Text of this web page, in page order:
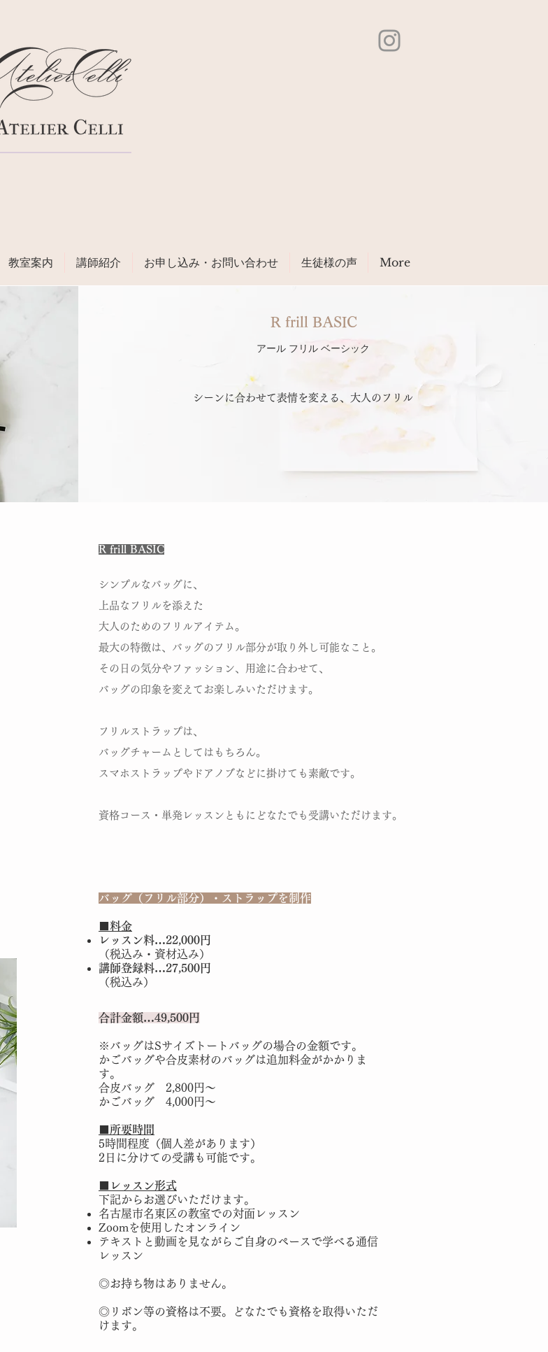
教室案内 講師紹介 お申し込み・お問い合わせ 生徒様の声 More
R frill BASIC
​アール フリル ベーシック
シーンに合わせて表情を変える、大人のフリル
R frill BASIC
シンプルなバッグに、
上品なフリルを添えた
大人のためのフリルアイテム。
最大の特徴は、バッグのフリル部分が取り外し可能なこと。
その日の気分やファッション、用途に合わせて、
バッグの印象を変えてお楽しみいただけます。
フリルストラップは、
バッグチャームとしてはもちろん。
スマホストラップやドアノブなどに掛けても素敵です。
​資格コース・単発レッスンともにどなたでも受講いただけます。
バッグ（フリル部分）・ストラップを制作
​​■料金
レッスン料…22,000円
（税込み・資材込み）
講師登録料…27,500円
​（税込み）
合計金額…49,500円
※バッグはSサイズトートバッグの場合の金額です。
かごバッグや合皮素材のバッグは追加料金がかかりま
す。
合皮バッグ 2,800円～
かごバッグ 4,000円～
■所要時間
5時間程度（個人差があります）
2日に分けての受講も可能です。
​■レッスン形式
下記からお選びいただけます。
名古屋市名東区の教室での対面レッスン
Zoomを使用したオンライン
テキストと動画を見ながらご自身のペースで学べる通信
レッスン
◎お持ち物はありません。
​◎リボン等の資格は不要。どなたでも資格を取得いただ
けます。